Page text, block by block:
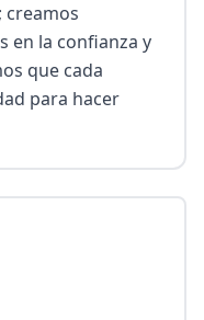
creamos
en la confianza y
que cada
para hacer